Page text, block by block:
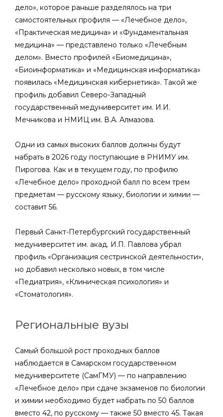
дело», которое раньше разделялось на три
самостоятельных профиля — «Лечебное дело»,
«Практическая медицина» и «Фундаментальная
медицина» — представлено только «Лечебным
делом». Вместо профилей «Биомедицина»,
«Биоинформатика» и «Медицинская информатика»
появилась «Медицинская кибернетика». Такой же
профиль добавил Северо-Западный
государственный медуниверситет им. И.И.
Мечникова и НМИЦ им. В.А. Алмазова.
Одни из самых высоких баллов должны будут
набрать в 2026 году поступающие в РНИМУ им.
Пирогова. Как и в текущем году, по профилю
«Лечебное дело» проходной балл по всем трем
предметам — русскому языку, биологии и химии —
составит 56.
Первый Санкт-Петербургский государственный
медуниверситет им. акад. И.П. Павлова убрал
профиль «Организация сестринской деятельности»,
но добавил несколько новых, в том числе
«Педиатрия», «Клиническая психология» и
«Стоматология».
Региональные вузы
Самый большой рост проходных баллов
наблюдается в Самарском государственном
медуниверситете (СамГМУ) — по направлению
«Лечебное дело» при сдаче экзаменов по биологии
и химии необходимо будет набрать по 50 баллов
вместо 42, по русскому — также 50 вместо 45. Такая